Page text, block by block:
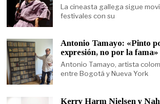
La cineasta gallega sigue
festivales con su
Antonio Tamayo: «Pinto
expresión, no por la fama»
Antonio Tamayo, artista
entre Bogotá y Nueva York
Kerry Harm Nielsen y